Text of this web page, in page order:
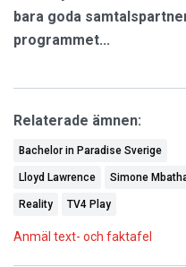
bara goda
programmet...
Relaterade ämnen:
Bachelor in Paradise Sverige
Lloyd Lawrence Simone
Reality TV4 Play
Anmäl text- och faktafel